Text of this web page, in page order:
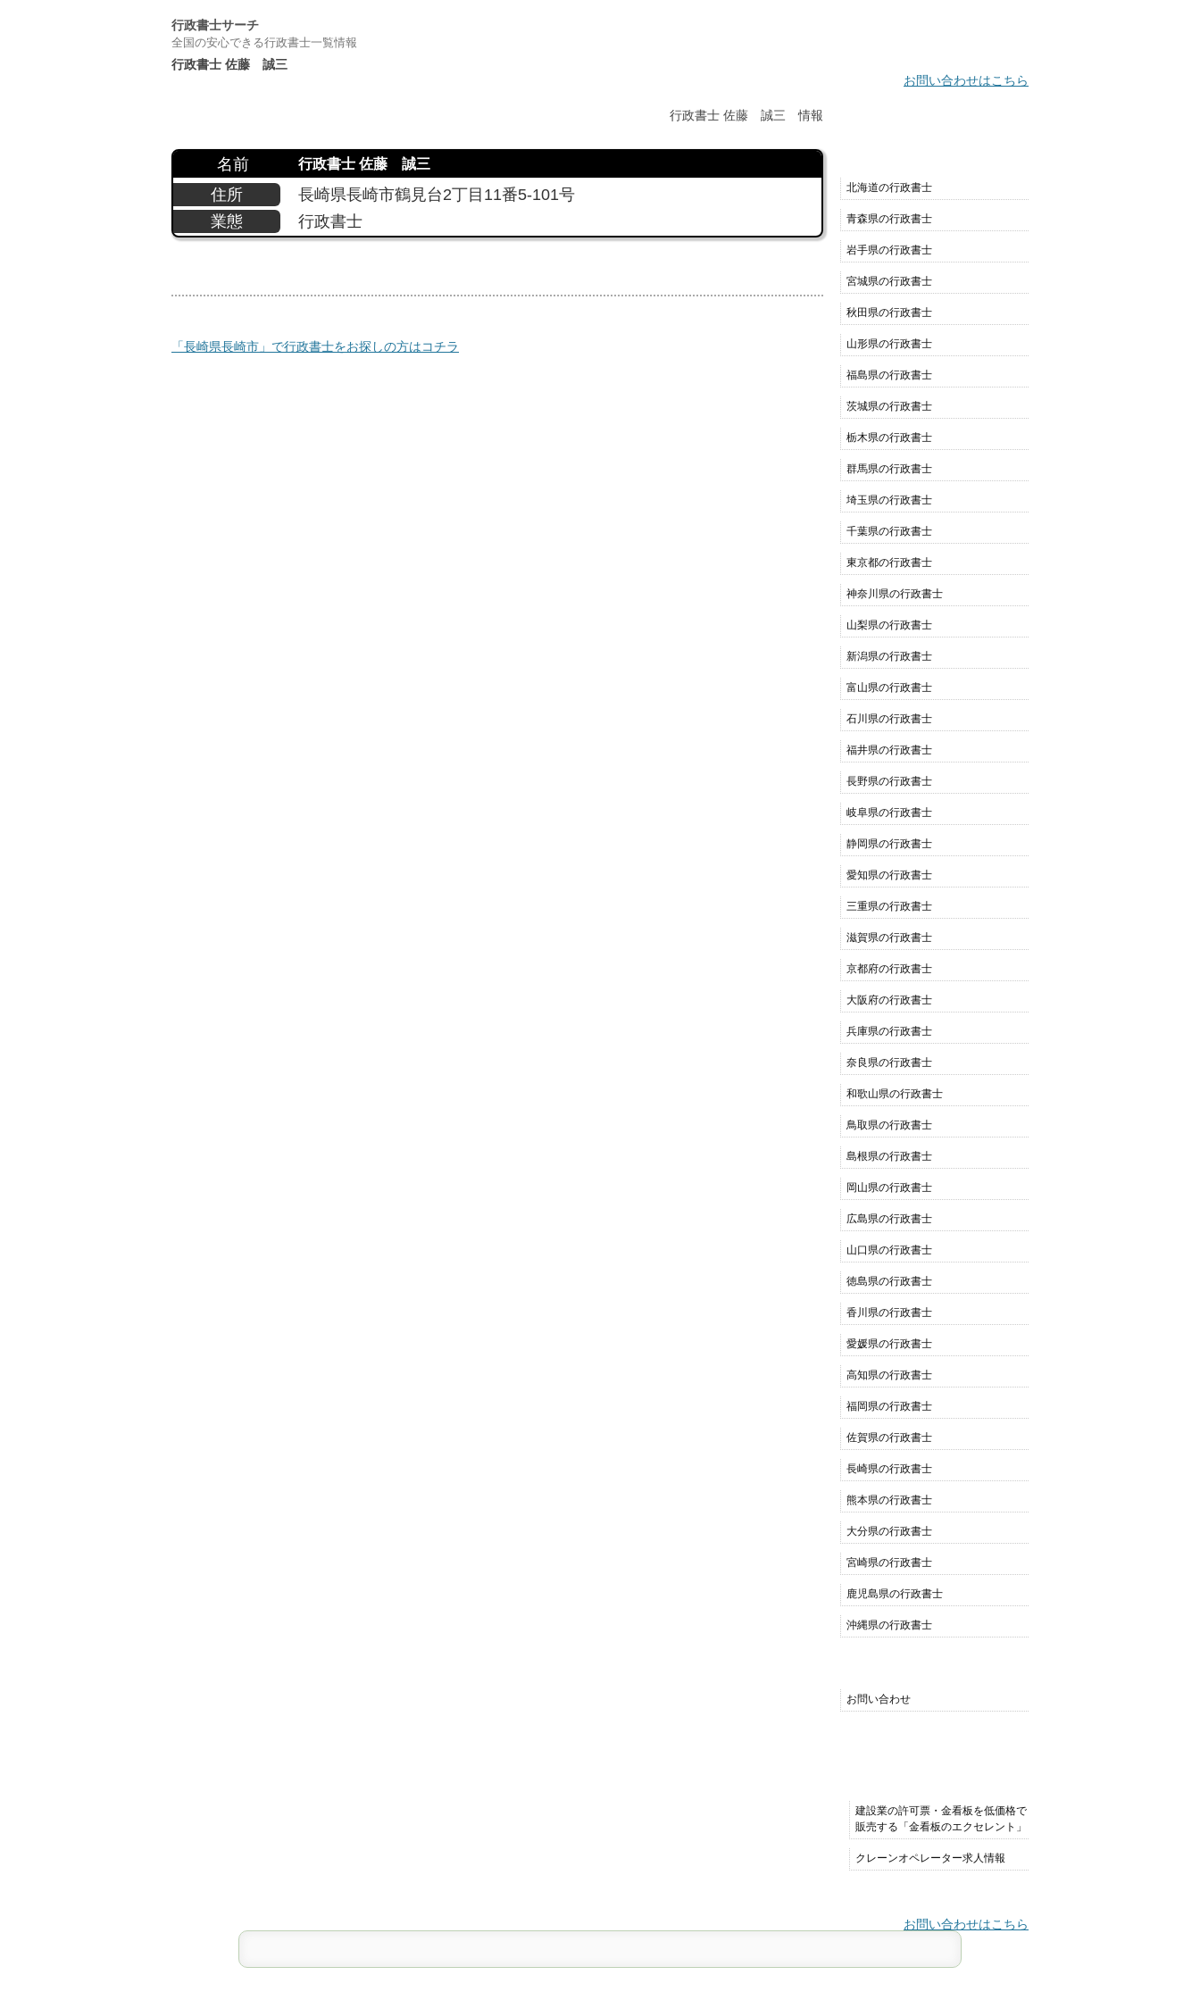
行政書士サーチ
全国の安心できる行政書士一覧情報
行政書士 佐藤 誠三
お問い合わせはこちら
行政書士 佐藤 誠三 情報
名前 行政書士 佐藤 誠三
住所
長崎県長崎市鶴見台2丁目11番5-101号
業態
行政書士
「長崎県長崎市」で行政書士をお探しの方はコチラ
北海道の行政書士
青森県の行政書士
岩手県の行政書士
宮城県の行政書士
秋田県の行政書士
山形県の行政書士
福島県の行政書士
茨城県の行政書士
栃木県の行政書士
群馬県の行政書士
埼玉県の行政書士
千葉県の行政書士
東京都の行政書士
神奈川県の行政書士
山梨県の行政書士
新潟県の行政書士
富山県の行政書士
石川県の行政書士
福井県の行政書士
長野県の行政書士
岐阜県の行政書士
静岡県の行政書士
愛知県の行政書士
三重県の行政書士
滋賀県の行政書士
京都府の行政書士
大阪府の行政書士
兵庫県の行政書士
奈良県の行政書士
和歌山県の行政書士
鳥取県の行政書士
島根県の行政書士
岡山県の行政書士
広島県の行政書士
山口県の行政書士
徳島県の行政書士
香川県の行政書士
愛媛県の行政書士
高知県の行政書士
福岡県の行政書士
佐賀県の行政書士
長崎県の行政書士
熊本県の行政書士
大分県の行政書士
宮崎県の行政書士
鹿児島県の行政書士
沖縄県の行政書士
お問い合わせ
建設業の許可票・金看板を低価格で
販売する「金看板のエクセレント」
クレーンオペレーター求人情報
お問い合わせはこちら